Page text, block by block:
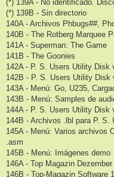
(*) 139A - No identificado.
(*) 139B - Sin directorio
140A - Archivos Phbugs##,
140B - The Rotberg Marquee
141A - Superman: The Game
141B - The Goonies
142A - P. S. Users Utility Disk
142B - P. S. Users Utility Disk
143A - Menú: Go, U235,
143B - Menú: Samples de
144A - P. S. Users Utility Disk
144B - Archivos .lbl para P.
145A - Menú: Varios archivos
.asm
145B - Menú: Imágenes demo
146A - Top Magazin Dezember
146B - Top-Magazin Software